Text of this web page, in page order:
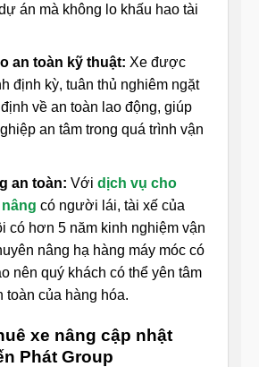
án mà không lo khấu hao tài
an toàn kỹ thuật: Xe được
định kỳ, tuân thủ nghiêm ngặt
về an toàn lao động, giúp
an tâm trong quá trình vận
an toàn: Với dịch vụ cho
có người lái, tài xế của
có hơn 5 năm kinh nghiệm vận
nâng hạ hàng máy móc có
nên quý khách có thể yên tâm
toàn của hàng hóa.
xe nâng cập nhật
Phát Group